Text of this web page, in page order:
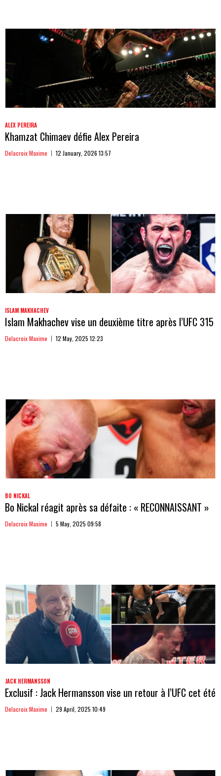
ALEX PEREIRA
Khamzat Chimaev défie Alex Pereira
Delacroix Maxime 12 January, 2026 13:57
ISLAM MAKHACHEV
Islam Makhachev vise un deuxième titre après l’UFC 315
Delacroix Maxime 12 May, 2025 12:23
BO NICKAL
Bo Nickal réagit après sa défaite : « RECONNAISSANT »
Delacroix Maxime 5 May, 2025 09:58
JACK HERMANSSON
Exclusif : Jack Hermansson vise un retour à l’UFC cet été
Delacroix Maxime 29 April, 2025 10:49